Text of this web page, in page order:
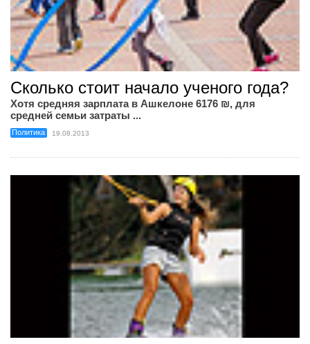
Сколько стоит начало ученого года?
Хотя средняя зарплата в Ашкелоне 6176 ₪, для
средней семьи затраты ...
Политика 19.08.2013